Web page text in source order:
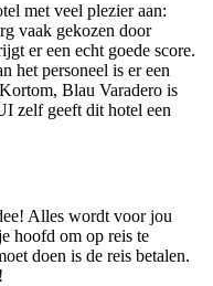
met veel plezier aan:
vaak gekozen door
er een echt goede score.
het personeel is er een
Blau Varadero is
zelf geeft dit hotel een
Alles wordt voor jou
hoofd om op reis te
doen is de reis betalen.